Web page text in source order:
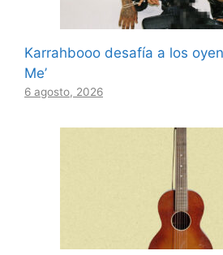
Karrahbooo desafía a los
Me’
6 agosto, 2026